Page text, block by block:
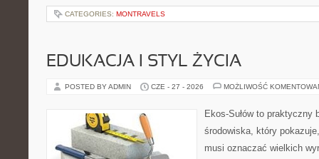
CATEGORIES: MONTRAVELS
EDUKACJA I STYL ŻYCIA
POSTED BY ADMIN CZE - 27 - 2026 MOŻLIWOŚĆ
Ekos-Sułów to praktyczny
środowiska, który
musi oznaczać wielkich